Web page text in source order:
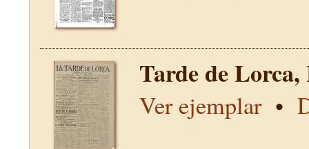
Tarde de
Ver ejemplar•